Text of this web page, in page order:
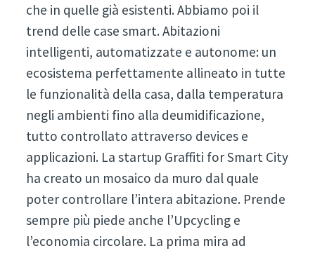
che in quelle già esistenti. Abbiamo poi il
trend delle case smart. Abitazioni
intelligenti, automatizzate e autonome: un
ecosistema perfettamente allineato in tutte
le funzionalità della casa, dalla temperatura
negli ambienti fino alla deumidificazione,
tutto controllato attraverso devices e
applicazioni. La startup Graffiti for Smart City
ha creato un mosaico da muro dal quale
poter controllare l’intera abitazione. Prende
sempre più piede anche l’Upcycling e
l’economia circolare. La prima mira ad